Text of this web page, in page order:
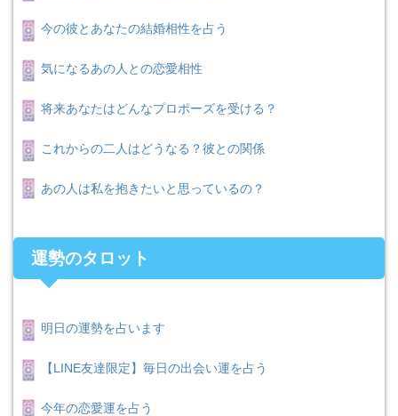
今の彼とあなたの結婚相性を占う
気になるあの人との恋愛相性
将来あなたはどんなプロポーズを受ける？
これからの二人はどうなる？彼との関係
あの人は私を抱きたいと思っているの？
運勢のタロット
明日の運勢を占います
【LINE友達限定】毎日の出会い運を占う
今年の恋愛運を占う